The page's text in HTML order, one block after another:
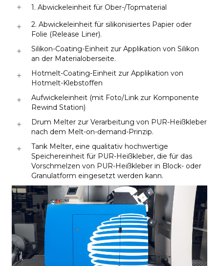
1. Abwickeleinheit für Ober-/Topmaterial
2. Abwickeleinheit für silikonisiertes Papier oder
Folie (Release Liner).
Silikon-Coating-Einheit zur Applikation von Silikon
an der Materialoberseite.
Hotmelt-Coating-Einheit zur Applikation von
Hotmelt-Klebstoffen
Aufwickeleinheit (mit Foto/Link zur Komponente
Rewind Station)
Drum Melter zur Verarbeitung von PUR-Heißkleber
nach dem Melt-on-demand-Prinzip.
Tank Melter, eine qualitativ hochwertige
Speichereinheit für PUR-Heißkleber, die für das
Vorschmelzen von PUR-Heißkleber in Block- oder
Granulatform eingesetzt werden kann.